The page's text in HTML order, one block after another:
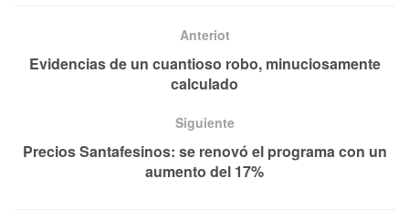
Anteriot
Evidencias de un cuantioso robo, minuciosamente
calculado
Siguiente
Precios Santafesinos: se renovó el programa con un
aumento del 17%